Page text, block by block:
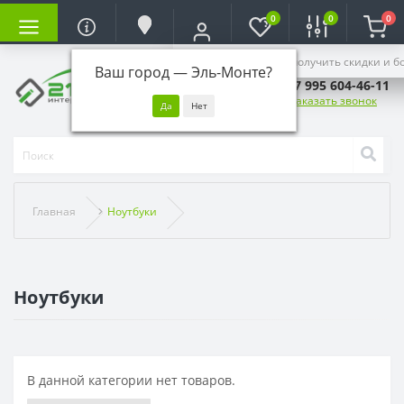
Ваш город —Эль-Монте?
Войдите, чтобы получить скидки и
0 0 0
+7 995 604-46-11
Заказать звонок
Главная Ноутбуки
Ноутбуки
В данной категории нет товаров.